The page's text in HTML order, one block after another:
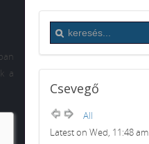
a
Csevegő
All
Latest on Wed, 11:48 am